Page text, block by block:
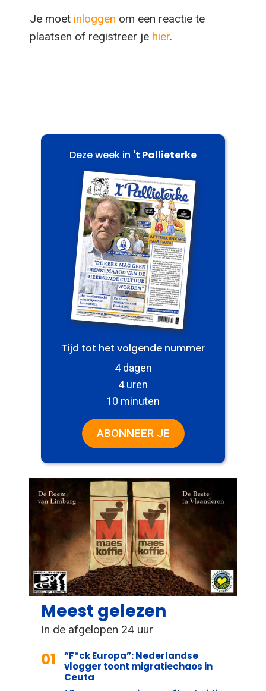
Je moet inloggen om een reactie te
plaatsen of registreer je hier.
Deze week in 't Pallieterke
Tijd tot het volgende nummer
4 dagen
4 uren
10 minuten
ABONNEER JE
Meest gelezen
In de afgelopen 24 uur
01
“F*ck Europa”: Nederlandse
vlogger toont migratiechaos in
Ceuta